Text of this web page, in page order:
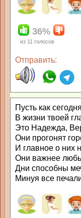
36%
из 11 голосов
Отправить:
Пусть как
В жизни твоей
Это Надежда,
Они прогонят
И главное о них
Они важнее
Дни способны
Минуя все